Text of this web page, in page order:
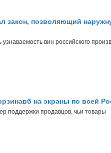
закон, позволяющий
вин российского
на экраны по всей
поддержки продавцов, чьи товары